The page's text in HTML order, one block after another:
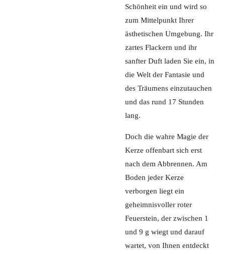
Schönheit ein und wird so
zum Mittelpunkt Ihrer
ästhetischen Umgebung. Ihr
zartes Flackern und ihr
sanfter Duft laden Sie ein, in
die Welt der Fantasie und
des Träumens einzutauchen
und das rund 17 Stunden
lang.
Doch die wahre Magie der
Kerze offenbart sich erst
nach dem Abbrennen. Am
Boden jeder Kerze
verborgen liegt ein
geheimnisvoller roter
Feuerstein, der zwischen 1
und 9 g wiegt und darauf
wartet, von Ihnen entdeckt